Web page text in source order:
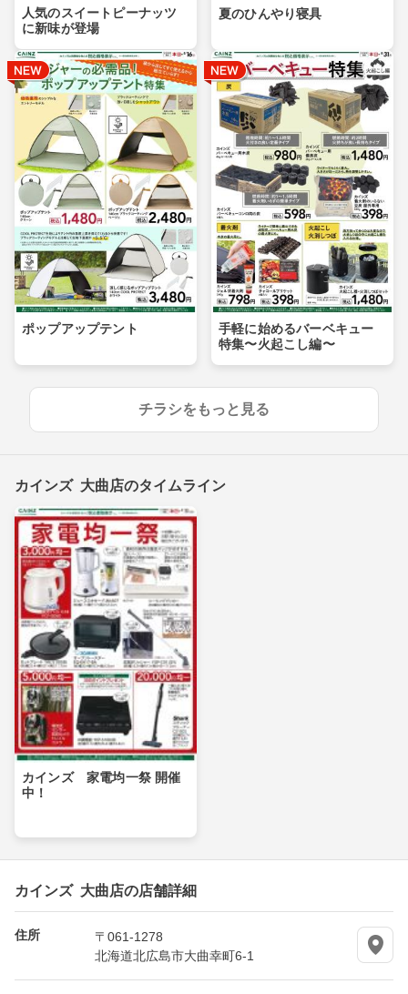
人気のスイートピーナッツ
に新味が登場
夏のひんやり寝具
ポップアップテント
手軽に始めるバーベキュー
特集〜火起こし編〜
チラシをもっと見る
カインズ 大曲店のタイムライン
カインズ 家電均一祭 開催
中！
カインズ 大曲店の店舗詳細
住所
〒061-1278
北海道北広島市大曲幸町6-1